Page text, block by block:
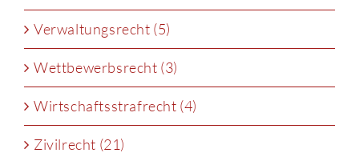
Verwaltungsrecht (5)
Wettbewerbsrecht (3)
Wirtschaftsstrafrecht (4)
Zivilrecht (21)